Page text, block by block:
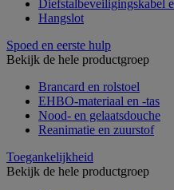
Diefstalbeveiligingskabel
Hangslot
Spoed en eerste hulp
Bekijk de hele productgroep
Brancard en rolstoel
EHBO-materiaal en -tas
Nood- en gelaatsdouche
Reanimatie en zuurstof
Toegankelijkheid
Bekijk de hele productgroep